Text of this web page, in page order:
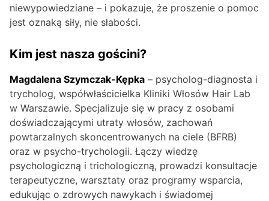
niewypowiedziane – i pokazuje, że proszenie o pomoc
jest oznaką siły, nie słabości.
Kim jest nasza gościni?
Magdalena Szymczak-Kępka – psycholog-diagnosta i
trycholog, współwłaścicielka Kliniki Włosów Hair Lab
w Warszawie. Specjalizuje się w pracy z osobami
doświadczającymi utraty włosów, zachowań
powtarzalnych skoncentrowanych na ciele (BFRB)
oraz w psycho-trychologii. Łączy wiedzę
psychologiczną i trichologiczną, prowadzi konsultacje
terapeutyczne, warsztaty oraz programy wsparcia,
edukując o zdrowych nawykach i świadomej